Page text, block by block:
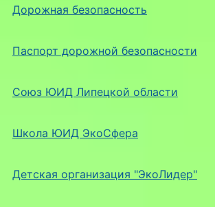
Дорожная безопасность
Паспорт дорожной безопасности
Союз ЮИД Липецкой области
Школа ЮИД ЭкоСфера
Детская организация "ЭкоЛидер"